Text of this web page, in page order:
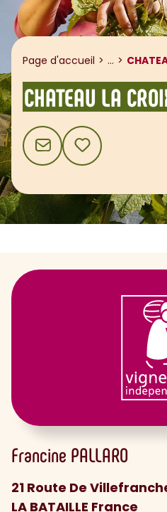
Page d'accueil ... Afficher
CHATEAU LA
CONTACTAJOUTER AUX
Francine PALLARO
21 Route De
LA BATAILLE France